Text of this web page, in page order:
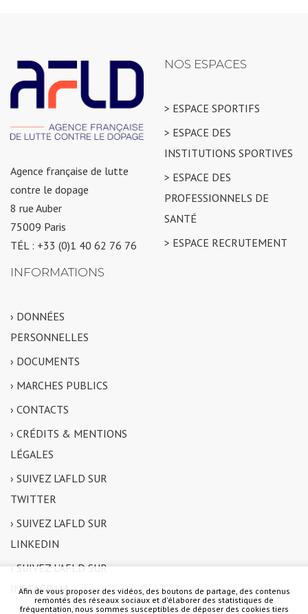
Afin de vous proposer des vidéos, des boutons de partage, des contenus
remontés des réseaux sociaux et d'élaborer des statistiques de
fréquentation, nous sommes susceptibles de déposer des cookies tiers
Agence française de lutte
contre le dopage
8 rue Auber
75009 Paris
TÉL : +33 (0)1 40 62 76 76
NOS ESPACES
> ESPACE SPORTIFS
> ESPACE DES
INSTITUTIONS SPORTIVES
> ESPACE DES
PROFESSIONNELS DE
SANTÉ
> ESPACE RECRUTEMENT
INFORMATIONS
› DONNÉES
PERSONNELLES
› DOCUMENTS
› MARCHES PUBLICS
› CONTACTS
› CRÉDITS & MENTIONS
LÉGALES
› SUIVEZ L’AFLD SUR
TWITTER
› SUIVEZ L’AFLD SUR
LINKEDIN
› SUIVEZ L’AFLD SUR
INSTAGRAM